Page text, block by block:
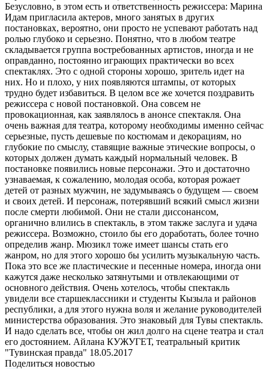
Безусловно, в этом есть и ответственность режиссера: Марина
Идам пригласила актеров, много занятых в других
постановках, вероятно, они просто не успевают работать над
ролью глубоко и серьезно. Понятно, что в любом театре
складывается группа востребованных артистов, иногда и не
оправданно, постоянно играющих практически во всех
спектаклях. Это с одной стороны хорошо, зритель идет на
них. Но и плохо, у них появляются штампы, от которых
трудно будет избавиться. В целом все же хочется поздравить
режиссера с новой постановкой. Она совсем не
провокационная, как заявлялось в анонсе спектакля. Она
очень важная для театра, которому необходимы именно сейчас
серьезные, пусть дешевые по костюмам и декорациям, но
глубокие по смыслу, ставящие важные этические вопросы, о
которых должен думать каждый нормальный человек. В
постановке появились новые персонажи. Это и достаточно
узнаваемая, к сожалению, молодая особа, которая рожает
детей от разных мужчин, не задумываясь о будущем — своем
и своих детей. И персонаж, потерявший всякий смысл жизни
после смерти любимой. Они не стали диссонансом,
органично влились в спектакль, в этом также заслуга и удача
режиссера. Возможно, стоило бы его доработать, более точно
определив жанр. Мюзикл тоже имеет шансы стать его
жанром, но для этого хорошо бы усилить музыкальную часть.
Пока это все же пластические и песенные номера, иногда они
кажутся даже несколько затянутыми и отвлекающими от
основного действия. Очень хотелось, чтобы спектакль
увидели все старшеклассники и студенты Кызыла и районов
республики, а для этого нужна воля и желание руководителей
министерства образования. Это знаковый для Тувы спектакль.
И надо сделать все, чтобы он жил долго на сцене театра и стал
его достоянием. Айлана КУЖУГЕТ, театральный критик
"Тувинская правда" 18.05.2017
Поделиться новостью